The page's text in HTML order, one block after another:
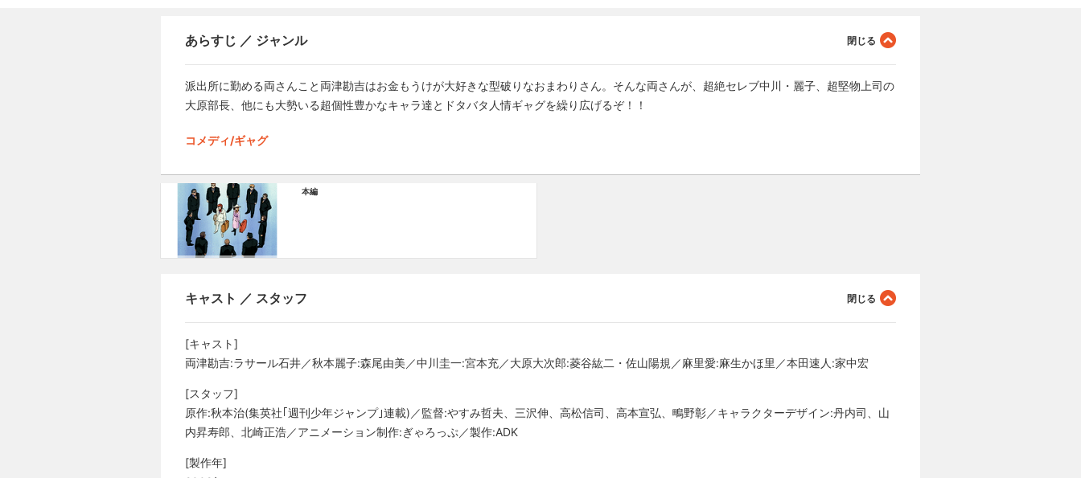
あらすじ ／ ジャンル
派出所に勤める両さんこと両津勘吉はお金もうけが大好きな型破りなおまわりさん。そんな両さんが、超絶セレブ中川・麗子、超堅物上司の
大原部長、他にも大勢いる超個性豊かなキャラ達とドタバタ人情ギャグを繰り広げるぞ！！
コメディ/ギャグ
本編
キャスト ／ スタッフ
[キャスト]
両津勘吉:ラサール石井／秋本麗子:森尾由美／中川圭一:宮本充／大原大次郎:菱谷紘二・佐山陽規／麻里愛:麻生かほ里／本田速人:家中宏
[スタッフ]
原作:秋本治(集英社｢週刊少年ジャンプ｣連載)／監督:やすみ哲夫、三沢伸、高松信司、高本宣弘、鴫野彰／キャラクターデザイン:丹内司、山
内昇寿郎、北崎正浩／アニメーション制作:ぎゃろっぷ／製作:ADK
[製作年]